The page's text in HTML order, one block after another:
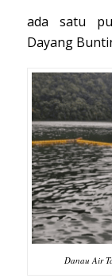
ada satu
Dayang
Danau Air